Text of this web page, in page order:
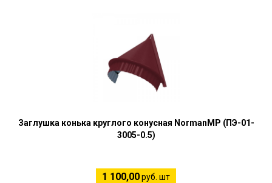
Заглушка конька круглого конусная NormanMP (ПЭ-01-
3005-0.5)
1 100,00руб. шт